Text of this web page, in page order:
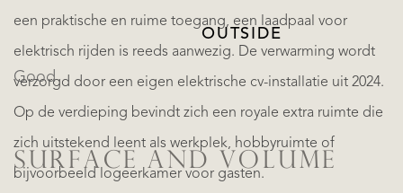
een praktische en ruime toegang, een laadpaal voor
elektrisch rijden is reeds aanwezig. De verwarming wordt
verzorgd door een eigen elektrische cv-installatie uit 2024.
Op de verdieping bevindt zich een royale extra ruimte die
zich uitstekend leent als werkplek, hobbyruimte of
bijvoorbeeld logeerkamer voor gasten.
OUTSIDE
Good
SURFACE AND VOLUME